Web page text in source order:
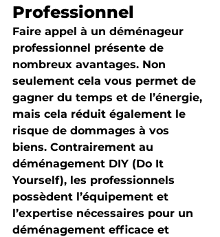
Professionnel
Faire appel à un déménageur
professionnel présente de
nombreux avantages. Non
seulement cela vous permet de
gagner du temps et de l’énergie,
mais cela réduit également le
risque de dommages à vos
biens. Contrairement au
déménagement DIY (Do It
Yourself), les professionnels
possèdent l’équipement et
l’expertise nécessaires pour un
déménagement efficace et